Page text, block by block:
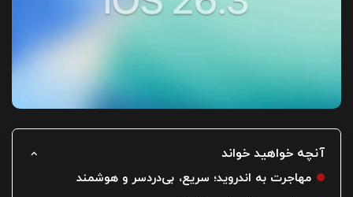
آنچه خواهید خواند
مهاجرت به اندروید؛ سریع، بی‌دردسر و هوشمند